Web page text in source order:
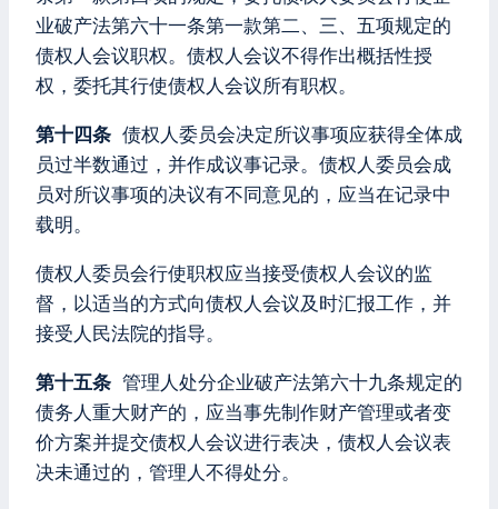
业破产法第六十一条第一款第二、三、五项规定的
债权人会议职权。债权人会议不得作出概括性授
权，委托其行使债权人会议所有职权。
第十四条 债权人委员会决定所议事项应获得全体成
员过半数通过，并作成议事记录。债权人委员会成
员对所议事项的决议有不同意见的，应当在记录中
载明。
债权人委员会行使职权应当接受债权人会议的监
督，以适当的方式向债权人会议及时汇报工作，并
接受人民法院的指导。
第十五条 管理人处分企业破产法第六十九条规定的
债务人重大财产的，应当事先制作财产管理或者变
价方案并提交债权人会议进行表决，债权人会议表
决未通过的，管理人不得处分。